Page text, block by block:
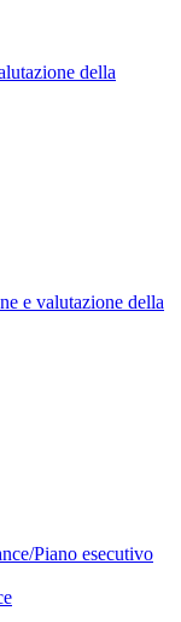
della
e valutazione della
Piano esecutivo